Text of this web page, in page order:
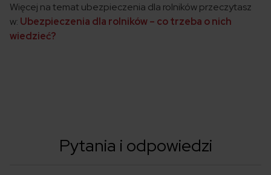
Więcej na temat ubezpieczenia dla rolników przeczytasz
w: Ubezpieczenia dla rolników – co trzeba o nich
wiedzieć?
Pytania i odpowiedzi